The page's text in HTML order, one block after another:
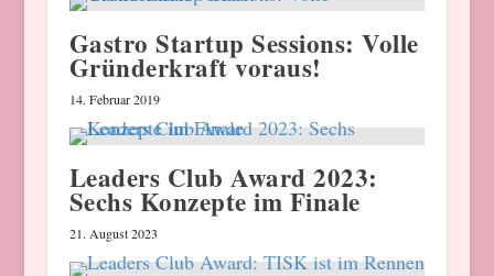
Gastro Startup Sessions: Volle
Gründerkraft voraus!
14. Februar 2019
Leaders Club Award 2023:
Sechs Konzepte im Finale
21. August 2023